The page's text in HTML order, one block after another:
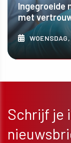
Ingegroeide
met
Schrijf je